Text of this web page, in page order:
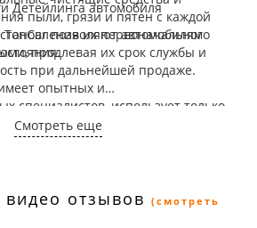
пыли, грязи и пятен с каждой
их первоначального
TonCar позволяют автомобилям
продлевая их срок службы и
при дальнейшей продаже.
опытных и
специалистов, использует только
инструменты и материалы,
клиентам лучший результат и
Смотреть еще
отзывов (смотреть